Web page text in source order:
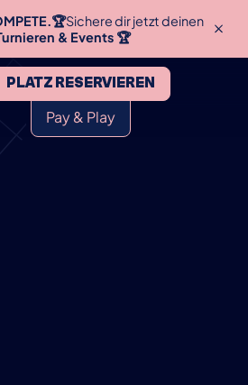
Sichere dir jetzt deinen
& Events 🏆
PLATZ RESERVIEREN
Pay & Play